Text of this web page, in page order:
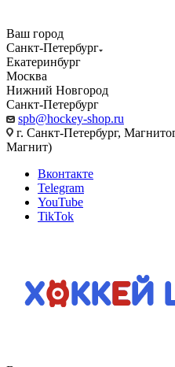
Ваш город
Санкт-Петербург
Екатеринбург
Москва
Нижний Новгород
Санкт-Петербург
spb@hockey-shop.ru
г. Санкт-Петербург,
Магнит)
Вконтакте
Telegram
YouTube
TikTok